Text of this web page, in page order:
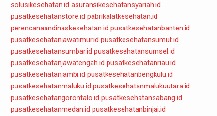
solusikesehatan.id asuransikesehatansyariah.id
pusatkesehatanstore.id pabrikalatkesehatan.id
perencanaandinaskesehatan.id pusatkesehatanbanten.id
pusatkesehatanjawatimur.id pusatkesehatansumut.id
pusatkesehatansumbar.id pusatkesehatansumsel.id
pusatkesehatanjawatengah.id pusatkesehatanriau.id
pusatkesehatanjambi.id pusatkesehatanbengkulu.id
pusatkesehatanmaluku.id pusatkesehatanmalukuutara.id
pusatkesehatangorontalo.id pusatkesehatansabang.id
pusatkesehatanmedan.id pusatkesehatanbinjai.id